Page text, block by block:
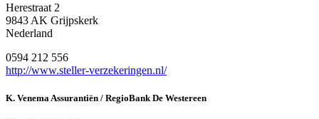
Herestraat 2
9843 AK Grijpskerk
Nederland
0594 212 556
http://www.steller-verzekeringen.nl/
K. Venema Assurantiën / RegioBank De Westereen